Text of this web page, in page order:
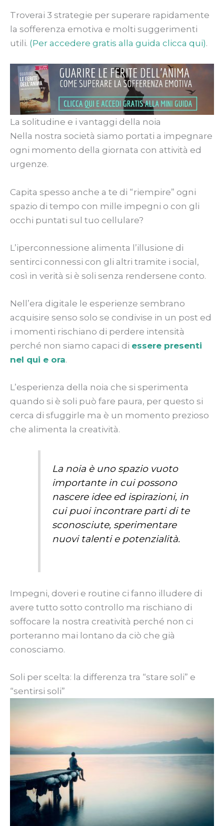
Troverai 3 strategie per superare rapidamente
la sofferenza emotiva e molti suggerimenti
utili. (Per accedere gratis alla guida clicca qui).
La solitudine e i vantaggi della noia
Nella nostra società siamo portati a impegnare
ogni momento della giornata con attività ed
urgenze.
Capita spesso anche a te di “riempire” ogni
spazio di tempo con mille impegni o con gli
occhi puntati sul tuo cellulare?
L’iperconnessione alimenta l’illusione di
sentirci connessi con gli altri tramite i social,
così in verità si è soli senza rendersene conto.
Nell’era digitale le esperienze sembrano
acquisire senso solo se condivise in un post ed
i momenti rischiano di perdere intensità
perché non siamo capaci di essere presenti
nel qui e ora.
L’esperienza della noia che si sperimenta
quando si è soli può fare paura, per questo si
cerca di sfuggirle ma è un momento prezioso
che alimenta la creatività.
La noia è uno spazio vuoto
importante in cui possono
nascere idee ed ispirazioni, in
cui puoi incontrare parti di te
sconosciute, sperimentare
nuovi talenti e potenzialità.
Impegni, doveri e routine ci fanno illudere di
avere tutto sotto controllo ma rischiano di
soffocare la nostra creatività perché non ci
porteranno mai lontano da ciò che già
conosciamo.
Soli per scelta: la differenza tra “stare soli” e
“sentirsi soli”